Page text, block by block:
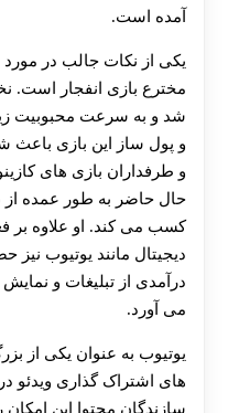
آمده است.
یکی از نکات جالب در
مخترع بازی انفجار است.
شد و به سرعت محبوبیت
و پول‌ ساز این بازی باعث
و طرفداران بازی‌ های
حال حاضر به طور عمده
کسب می‌ کند. او علاوه بر
دیجیتال مانند یوتیوب نیز
درآمدی از تبلیغات و
می‌ آورد.
یوتیوب به عنوان یکی از
های اشتراک‌ گذاری ویدئو
سازندگان محتوا این